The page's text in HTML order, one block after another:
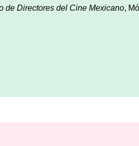
de Directores del Cine Mexicano,